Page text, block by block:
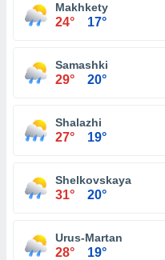
Makhkety
24° 17°
Samashki
29° 20°
Shalazhi
27° 19°
Shelkovskaya
31° 20°
Urus-Martan
28° 19°